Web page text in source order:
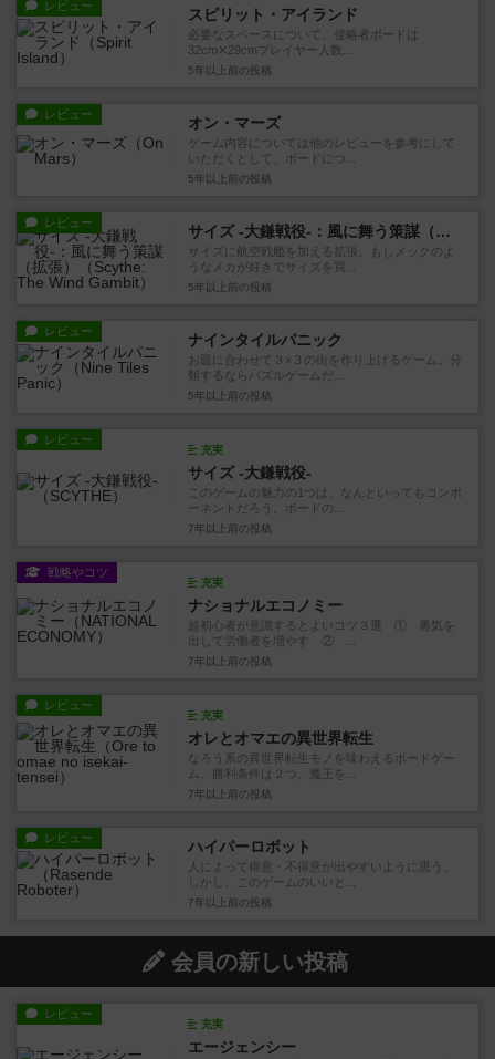
レビュー スピリット・アイランド
必要なスペースについて。侵略者ボードは
32cm✕29cmプレイヤー人数...
5年以上前 の投稿
レビュー オン・マーズ
ゲーム内容については他のレビューを参考にして
いただくとして、ボードにつ...
5年以上前 の投稿
レビュー サイズ -大鎌戦役-：風に舞う策謀（拡張）
サイズに航空戦艦を加える拡張。もしメックのよ
うなメカが好きでサイズを買...
5年以上前 の投稿
レビュー ナインタイルパニック
お題に合わせて３×３の街を作り上げるゲーム。分
類するならパズルゲームだ...
5年以上前 の投稿
レビュー
充実
サイズ -大鎌戦役-
このゲームの魅力の1つは、なんといってもコンポ
ーネントだろう。ボードの...
7年以上前 の投稿
戦略やコツ
充実
ナショナルエコノミー
超初心者が意識するとよいコツ３選 ① 勇気を
出して労働者を増やす ② ...
7年以上前 の投稿
レビュー
充実
オレとオマエの異世界転生
なろう系の異世界転生モノを味わえるボードゲー
ム。勝利条件は２つ。魔王を...
7年以上前 の投稿
レビュー ハイパーロボット
人によって得意・不得意が出やすいように思う。
しかし、このゲームのいいと...
7年以上前 の投稿
会員の新しい投稿
レビュー
充実
エージェンシー